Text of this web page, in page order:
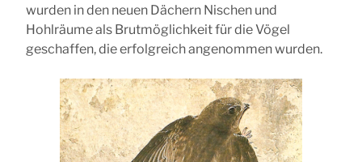
wurden in den neuen Dächern Nischen und
Hohlräume als Brutmöglichkeit für die Vögel
geschaffen, die erfolgreich angenommen wurden.